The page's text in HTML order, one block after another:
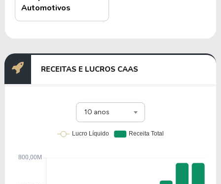
Automotivos
RECEITAS E LUCROS CAAS
10 anos